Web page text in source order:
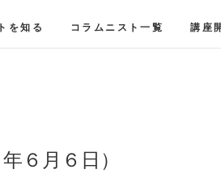
を知る コラムニスト一覧 講座
６月６日）